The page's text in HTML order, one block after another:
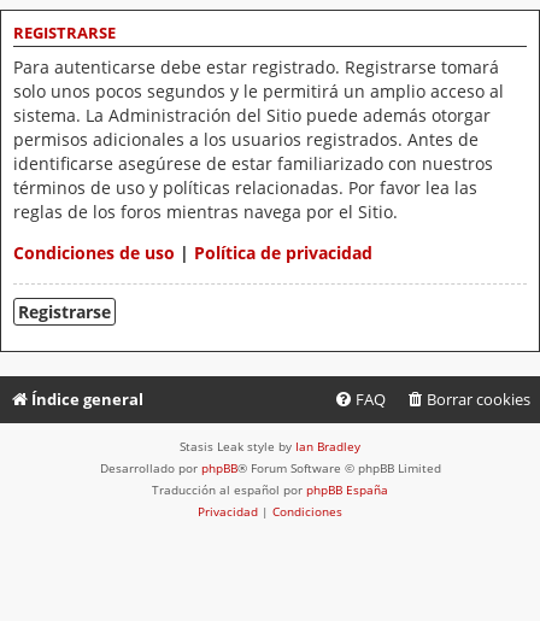
REGISTRARSE
Para autenticarse debe estar registrado. Registrarse tomará
solo unos pocos segundos y le permitirá un amplio acceso al
sistema. La Administración del Sitio puede además otorgar
permisos adicionales a los usuarios registrados. Antes de
identificarse asegúrese de estar familiarizado con nuestros
términos de uso y políticas relacionadas. Por favor lea las
reglas de los foros mientras navega por el Sitio.
Condiciones de uso | Política de privacidad
Registrarse
Índice general Borrar cookies
FAQ
Stasis Leak style by Ian Bradley
Desarrollado por phpBB® Forum Software © phpBB Limited
Traducción al español por phpBB España
Privacidad | Condiciones